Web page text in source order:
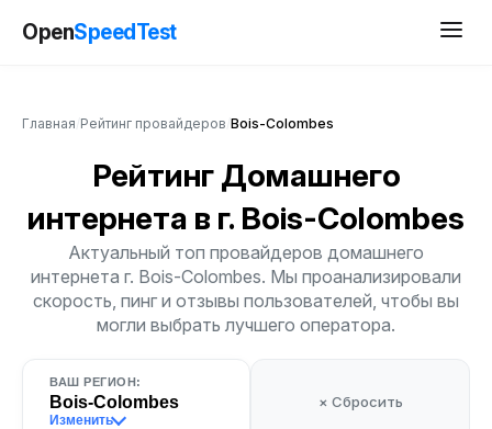
OpenSpeedTest
Главная Рейтинг провайдеров Bois-Colombes
Рейтинг Домашнего
интернета в г. Bois-Colombes
Актуальный топ провайдеров домашнего
интернета г. Bois-Colombes. Мы проанализировали
скорость, пинг и отзывы пользователей, чтобы вы
могли выбрать лучшего оператора.
ВАШ РЕГИОН:
Bois-Colombes
Изменить
× Сбросить